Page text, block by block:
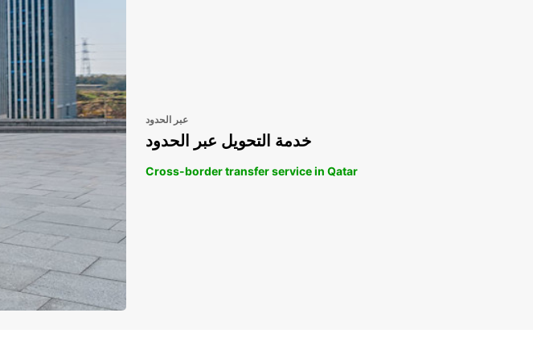
عبر الحدود
خدمة التحويل عبر الحدود
Cross-border transfer service in Qatar